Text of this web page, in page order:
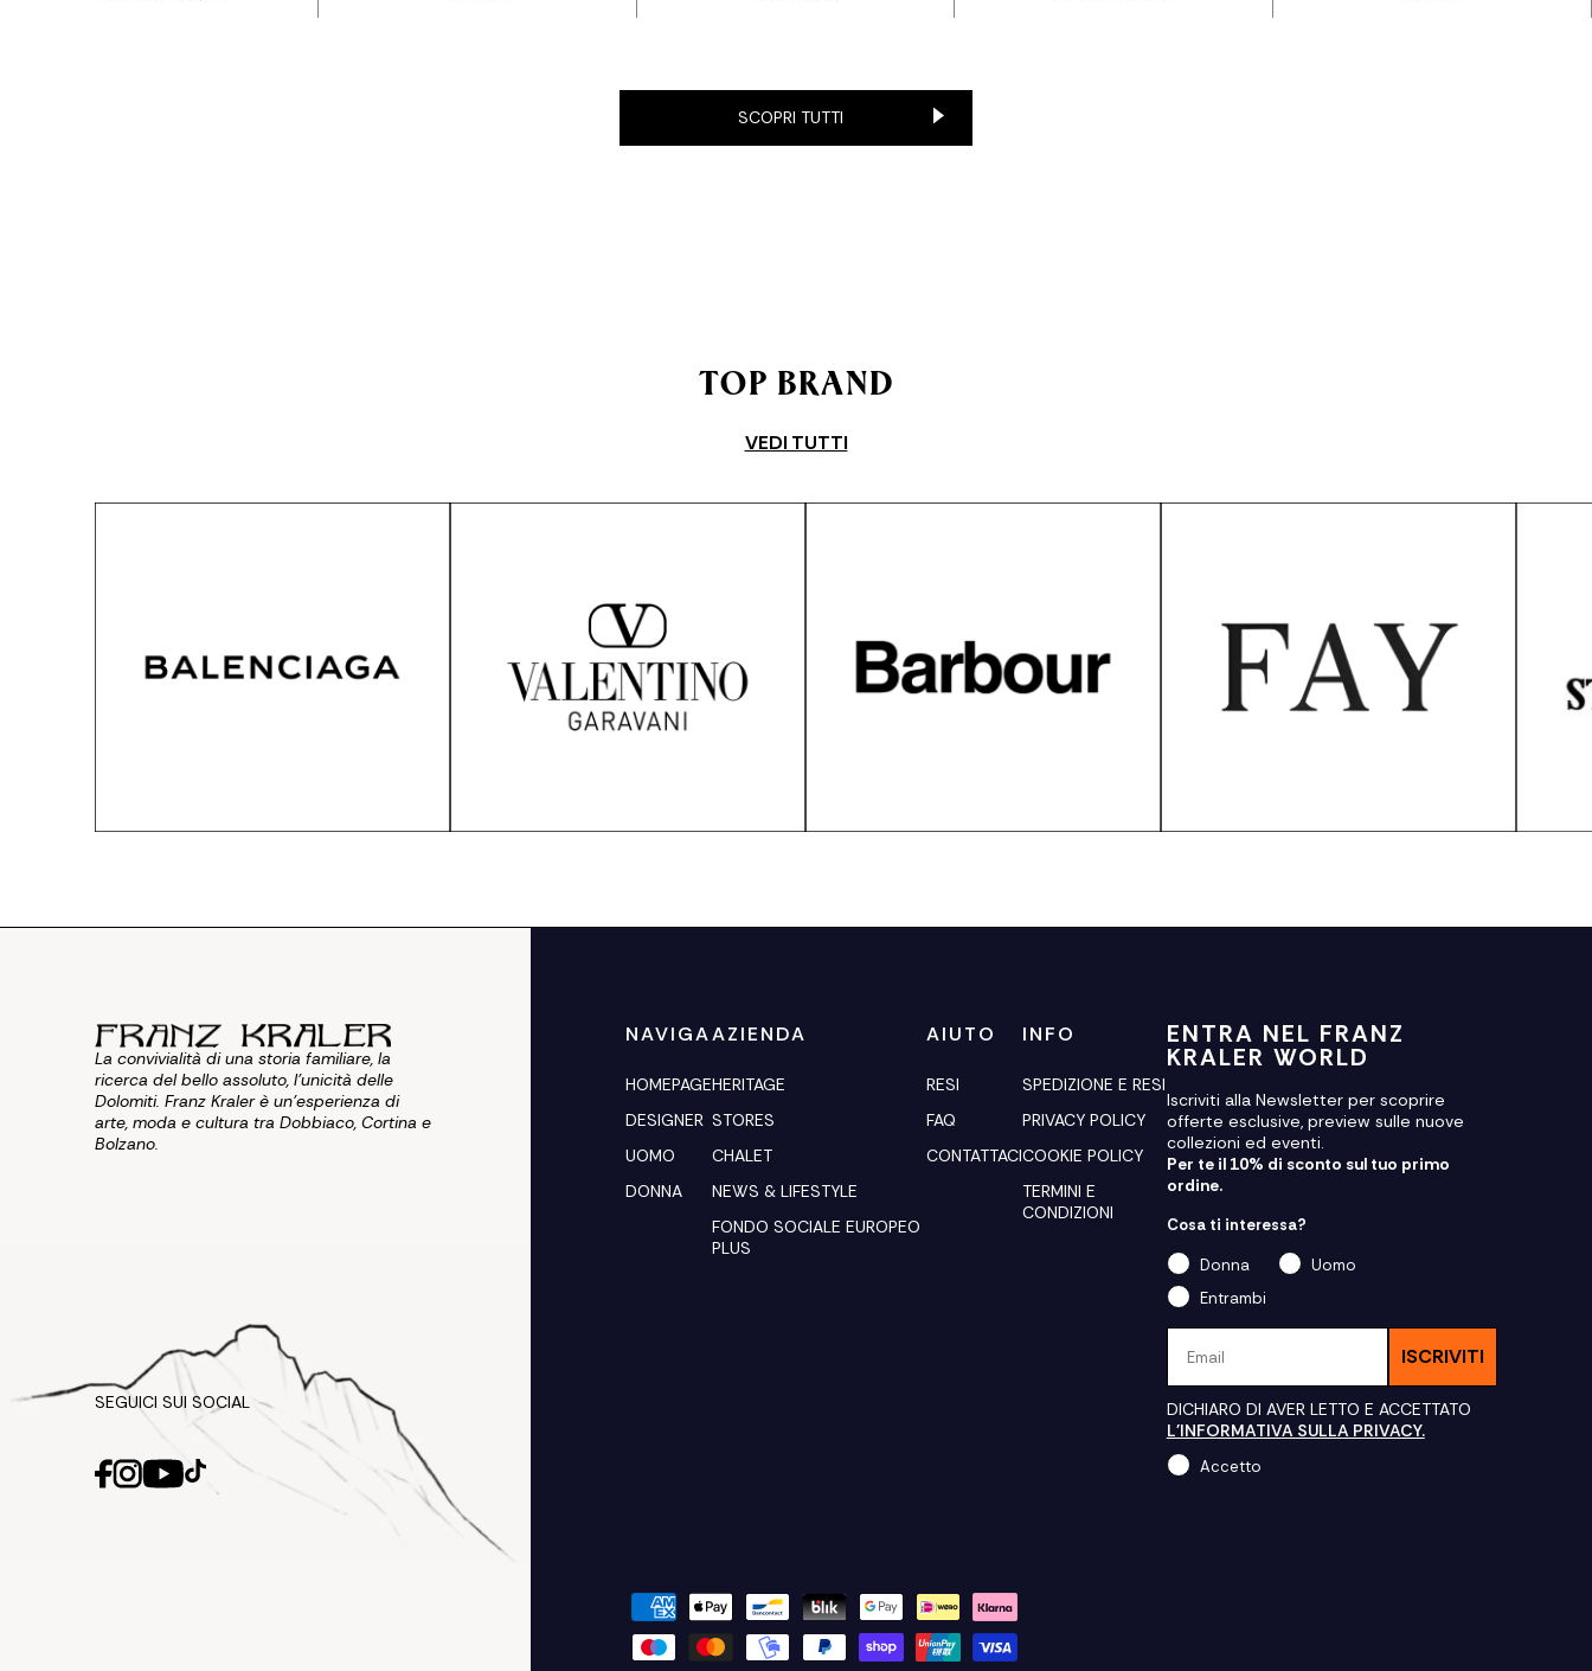
SCOPRI TUTTI
TOP BRAND
VEDI TUTTI
La convivialità di una storia familiare, la
ricerca del bello assoluto, l'unicità delle
Dolomiti. Franz Kraler è un'esperienza di
arte, moda e cultura tra Dobbiaco, Cortina e
Bolzano.
SEGUICI SUI SOCIAL
NAVIGA
HOMEPAGE
DESIGNER
UOMO
DONNA
AZIENDA
HERITAGE
STORES
CHALET
NEWS & LIFESTYLE
FONDO SOCIALE EUROPEO
PLUS
AIUTO
RESI
FAQ
CONTATTACI
INFO
SPEDIZIONE E RESI
PRIVACY POLICY
COOKIE POLICY
TERMINI E
CONDIZIONI
ENTRA NEL FRANZ
KRALER WORLD
Iscriviti alla Newsletter per scoprire
offerte esclusive, preview sulle nuove
collezioni ed eventi.
Per te il 10% di sconto sul tuo primo
ordine.
Cosa ti interessa?
Donna
Uomo
Entrambi
ISCRIVITI
DICHIARO DI AVER LETTO E ACCETTATO
L'INFORMATIVA SULLA PRIVACY.
Accetto